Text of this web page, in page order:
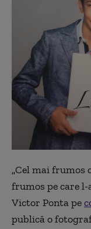
„Cel mai frumos
frumos pe care
Victor Ponta pe
publică o